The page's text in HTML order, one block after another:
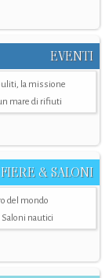
EVENTI
la missione
mare di rifiuti
FIERE & SALONI
del mondo
nautici